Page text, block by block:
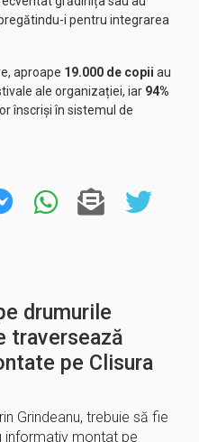
i pentru integrarea
aproape 19.000 de copii au
ale organizației, iar 94%
înscriși în sistemul de
drumurile
traversează
pe Clisura
Grindeanu, trebuie să fie
informativ montat pe